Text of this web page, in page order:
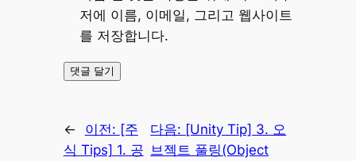
저에 이름, 이메일, 그리고 웹사이트
를 저장합니다.
← 이전: [주
식 Tips] 1. 공
다음: [Unity Tip] 3. 오
브젝트 풀링(Object